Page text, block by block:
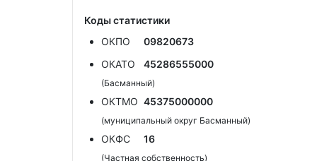
Коды статистики
ОКПО
09820673
ОКАТО
45286555000
(Басманный)
ОКТМО 45375000000
(муниципальный округ Басманный)
ОКФС 16
(Частная собственность)